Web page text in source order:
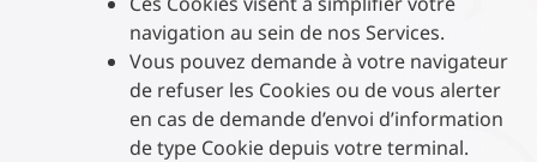
navigation au sein de nos Services.
Vous pouvez demande à votre navigateur
de refuser les Cookies ou de vous alerter
en cas de demande d’envoi d’information
de type Cookie depuis votre terminal.